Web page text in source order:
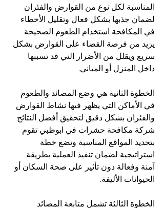
المناسبة لكل نوع من القوارض والفئران
لضمان جذبها بشكل فعال وتقليل الأخطاء
في المكافحة استخدام الطعوم الصحيحة
يزيد من فرصة القضاء على القوارض بشكل
سريع ويقلل من الأضرار التي قد تسببها
داخل المنزل أو المباني.
الخطوة الثانية هي وضع المصائد والطعوم
في الأماكن التي يظهر فيها نشاط القوارض
والفئران بشكل دقيق لتحقيق أفضل النتائج
شركة مكافحة حشرات في ابوظبي تقوم
بتحديد المواقع المناسبة وتضع خطة
استراتيجية لضمان تنفيذ العملية بطريقة
آمنة وفعالة دون تأثير على صحة السكان أو
الحيوانات الأليفة.
الخطوة الثالثة تشمل متابعة المصائد